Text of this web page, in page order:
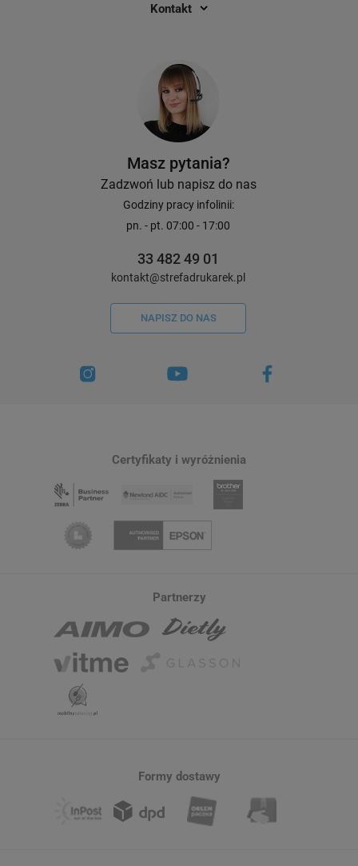
Kontakt
Masz pytania?
Zadzwoń lub napisz do nas
Godziny pracy infolinii:
pn. - pt. 07:00 - 17:00
33 482 49 01
kontakt@strefadrukarek.pl
NAPISZ DO NAS
Certyfikaty i wyróżnienia
Partnerzy
Formy dostawy